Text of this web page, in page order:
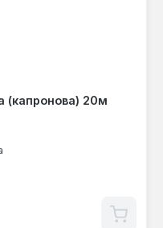
(капронова) 20м